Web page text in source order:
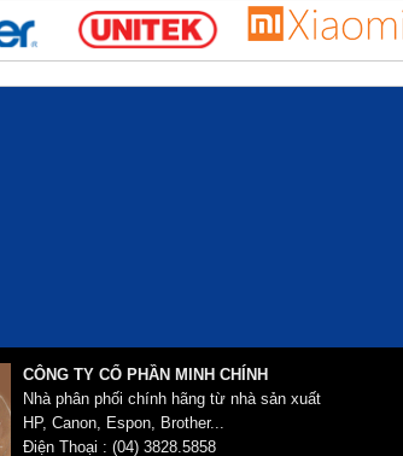
CÔNG TY CỔ PHẦN MINH CHÍNH
Nhà phân phối chính hãng từ nhà sản xuất
HP, Canon, Espon, Brother...
Điện Thoại : (04) 3828.5858